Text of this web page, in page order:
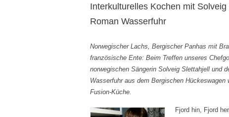
Interkulturelles Kochen mit
Roman Wasserfuhr
Norwegischer Lachs, Bergischer Panhas mit
französische Ente: Beim Treffen unseres
norwegischen Sängerin Solveig Slettahjell und
Wasserfuhr aus dem Bergischen Hückeswagen
Fusion-Küche.
Fjord hin, Fjord